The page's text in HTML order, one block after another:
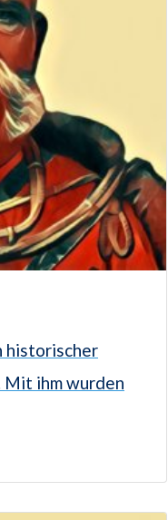
historischer
ihm wurden